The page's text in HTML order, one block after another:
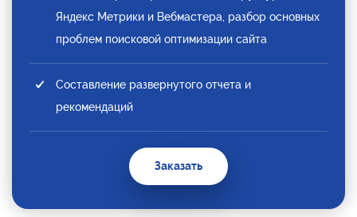
Яндекс Метрики и Вебмастера, разбор основных
проблем поисковой оптимизации сайта
Составление развернутого отчета и
рекомендаций
Заказать